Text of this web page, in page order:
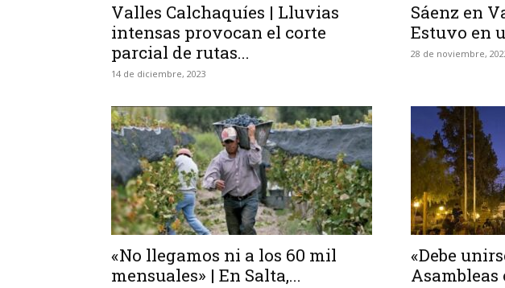
Valles Calchaquíes | Lluvias
intensas provocan el corte
parcial de rutas...
14 de diciembre, 2023
Sáenz en
Estuvo en
28 de noviembre,
«No llegamos ni a los 60 mil
mensuales» | En Salta,...
«Debe